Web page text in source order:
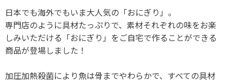
日本でも海外でもいま大人気の「おにぎり」。
専門店のように具材たっぷりで、素材それぞれの味をお楽
しみいただける「おにぎり」をご自宅で作ることができる
商品が登場しました！
加圧加熱殺菌により魚は骨までやわらかで、すべての具材